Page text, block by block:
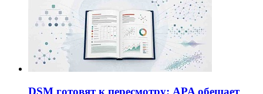
DSM готовят к пересмотру: APA обещает